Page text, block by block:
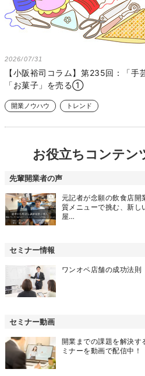
2026/07/31
【小阪裕司コラム】第235回：「手
「お菓子」を売る①
開業ノウハウ トレンド
お役立ちコンテン
先輩開業者の声
元記者が念願の飲食店開
質メニューで挑む、新し
屋…
セミナー情報
ワンオペ店舗の成功法則
セミナー動画
開業までの課題を解決す
ミナーを動画で配信中！